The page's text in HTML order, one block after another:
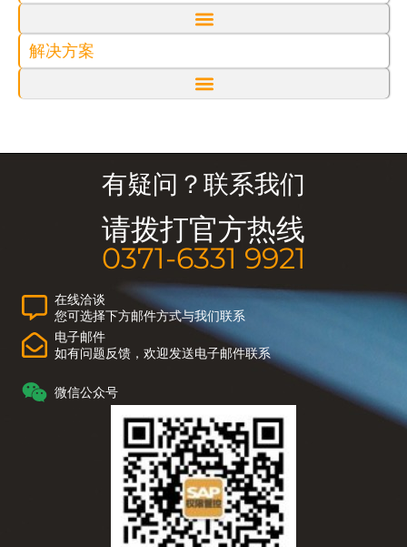
解决方案
有疑问？联系我们
请拨打官方热线
0371-6331 9921
在线洽谈
您可选择下方邮件方式与我们联系
电子邮件
如有问题反馈，欢迎发送电子邮件联系
微信公众号